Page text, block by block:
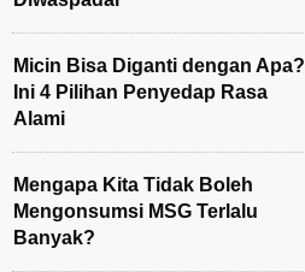
Micin Bisa Diganti dengan Apa?
Ini 4 Pilihan Penyedap Rasa
Alami
Mengapa Kita Tidak Boleh
Mengonsumsi MSG Terlalu
Banyak?